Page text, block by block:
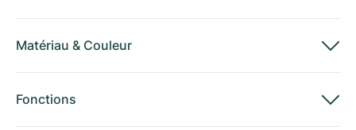
Matériau & Couleur
Fonctions